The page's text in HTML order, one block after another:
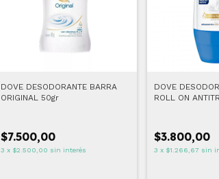
DOVE DESODORANTE BARRA
ORIGINAL 50gr
$7.500,00
3 x $2.500,00 sin interés
DOVE
ROLL ON
$3.800,00
3 x $1.266,67 sin